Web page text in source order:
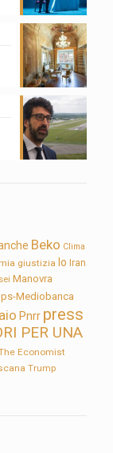
Beko Clima
giustizia Io Iran
Manovra
Mediobanca
Pnrr press
PER UNA
Economist
Trump